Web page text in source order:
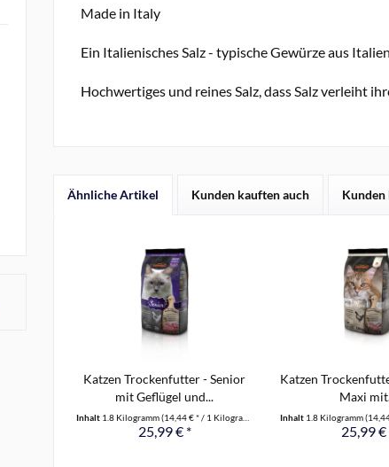
Made in Italy
Ein Italienisches Salz - typische Gewürze aus
Hochwertiges und reines Salz, dass Salz verleiht
Ähnliche Artikel Kunden kauften auch Kunden
Katzen Trockenfutter - Senior
mit Geflügel und...
Inhalt 1.8 Kilogramm(14,44 € * / 1 Kilogramm)
25,99 € *
Katzen
Maxi
Inhalt 1.8 Kilogramm(14,44
25,99 €